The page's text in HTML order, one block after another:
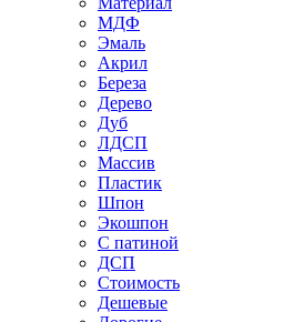
МДФ
Эмаль
Акрил
Береза
Дерево
Дуб
ЛДСП
Массив
Пластик
Шпон
Экошпон
С патиной
ДСП
Стоимость
Дешевые